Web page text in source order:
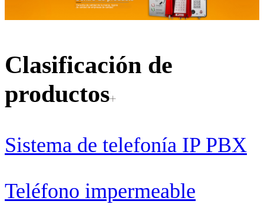
Clasificación de
productos
Sistema de telefonía IP PBX
Teléfono impermeable